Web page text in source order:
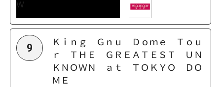
9
Ｋｉｎｇ Ｇｎｕ Ｄｏｍｅ Ｔｏｕ
ｒ ＴＨＥ ＧＲＥＡＴＥＳＴ ＵＮ
ＫＮＯＷＮ ａｔ ＴＯＫＹＯ ＤＯ
ＭＥ